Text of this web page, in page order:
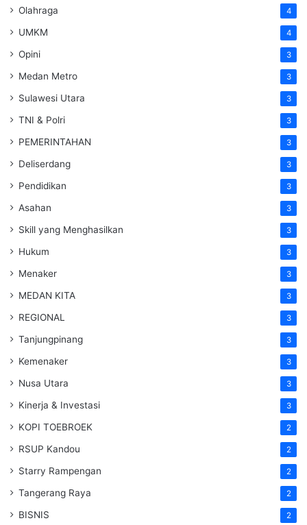
Olahraga 4
UMKM 4
Opini 3
Medan Metro 3
Sulawesi Utara 3
TNI & Polri 3
PEMERINTAHAN 3
Deliserdang 3
Pendidikan 3
Asahan 3
Skill yang Menghasilkan 3
Hukum 3
Menaker 3
MEDAN KITA 3
REGIONAL 3
Tanjungpinang 3
Kemenaker 3
Nusa Utara 3
Kinerja & Investasi 3
KOPI TOEBROEK 2
RSUP Kandou 2
Starry Rampengan 2
Tangerang Raya 2
BISNIS 2